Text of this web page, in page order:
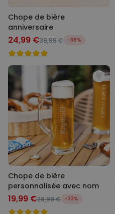
Chope de bière
anniversaire
24,99 €39,99 € -38%
Chope de bière
personnalisée avec nom
19,99 €29,99 € -33%